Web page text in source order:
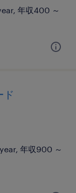
年収400 ～
ド
年収900 ～